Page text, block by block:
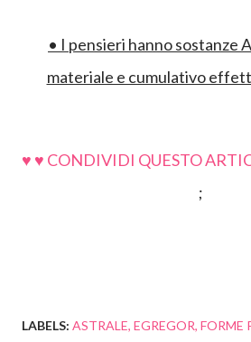
• I pensieri hanno sostanze
materiale e cumulativo
♥ ♥ CONDIVIDI QUESTO
;
LABELS: ASTRALE EGREGOR FORME